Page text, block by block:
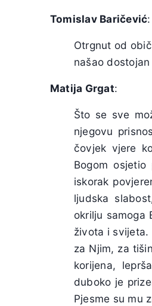
Tomislav Baričević:
Otrgnut od
našao
Matija Grgat:
Što se sve
njegovu
čovjek vjere
Bogom
iskorak
ljudska
okrilju samoga
života i svijeta.
za Njim, za
korijena,
duboko je
Pjesme su mu